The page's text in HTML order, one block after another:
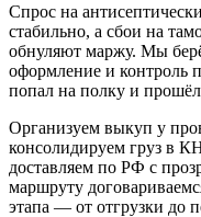
Спрос на
стабильно, а сбои на
обнуляют маржу. Мы
оформление и контроль
попал на полку и
Организуем выкуп у
консолидируем груз в
доставляем по РФ с
маршруту
этапа — от отгрузки до